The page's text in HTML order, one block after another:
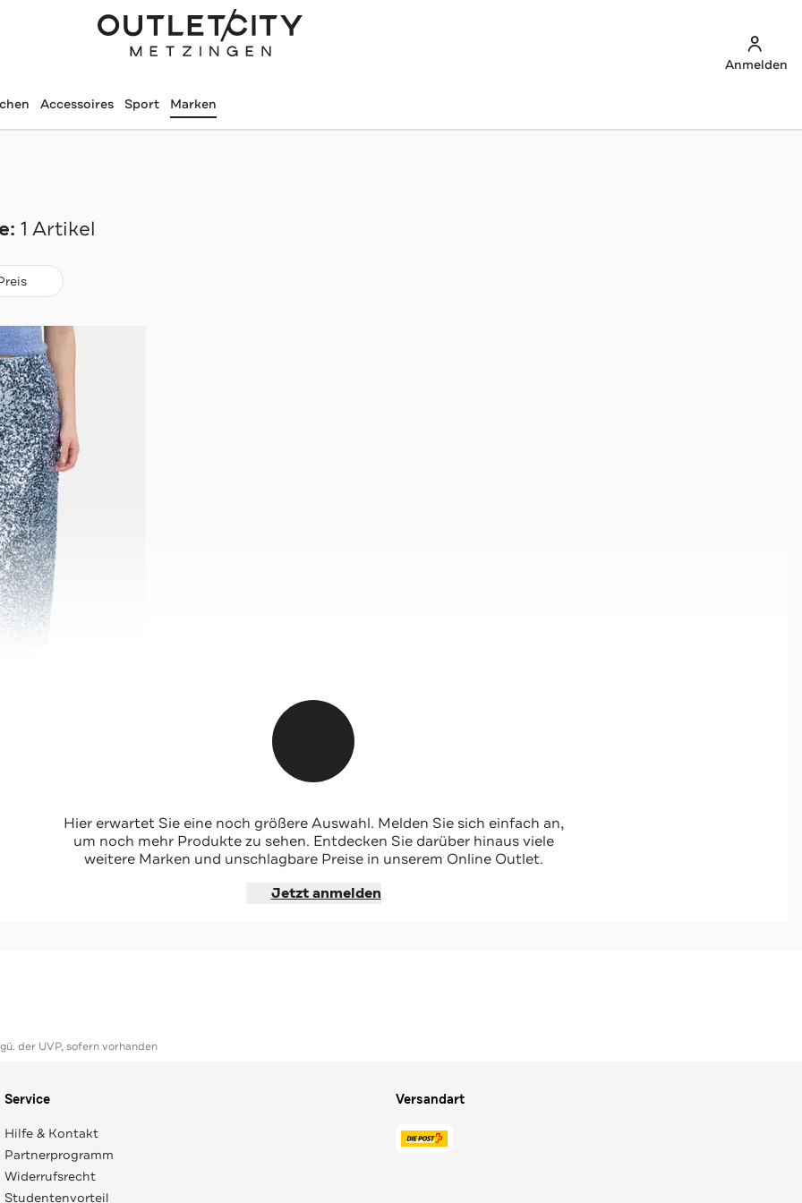
Anmelden
Accessoires Sport Marken
1 Artikel
Hier erwartet Sie eine noch größere Auswahl. Melden Sie sich einfach an,
um noch mehr Produkte zu sehen. Entdecken Sie darüber hinaus viele
weitere Marken und unschlagbare Preise in unserem Online Outlet.
Jetzt anmelden
der UVP, sofern vorhanden
Service
Hilfe & Kontakt
Partnerprogramm
Widerrufsrecht
Studentenvorteil
Versandart